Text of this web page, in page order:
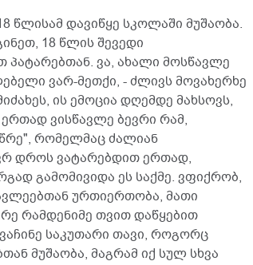
წლისამ დავიწყე სკოლაში მუშაობა.
18 წლის შევედი
ვა, ახალი მოსწავლე
ვარ-მეთქი, - ძლივს მოვახერხე
ის ემოცია დღემდე მახსოვს,
ვისწავლე ბევრი რამ,
რომელმაც ძალიან
დროს ვატარებდით ერთად,
გამომივიდა ეს საქმე. ვფიქრობ,
ურთიერთობა, მათი
რამდენიმე თვით დაწყებით
საკუთარი თავი, როგორც
მუშაობა, მაგრამ იქ სულ სხვა